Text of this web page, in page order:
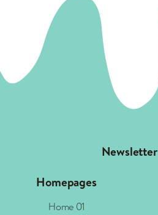
Newsletter
Homepages
Home 01